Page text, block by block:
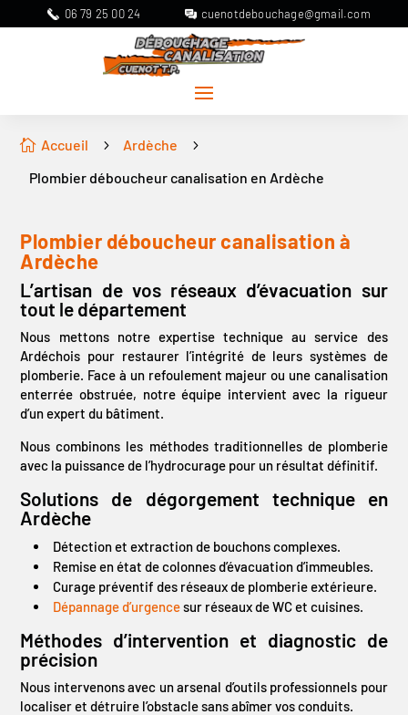
06 79 25 00 24 cuenotdebouchage@gmail.com
 Accueil 5 Ardèche 5
Plombier déboucheur canalisation en Ardèche
Plombier déboucheur canalisation à
Ardèche
L’artisan de vos réseaux d’évacuation sur
tout le département
Nous mettons notre expertise technique au service des
Ardéchois pour restaurer l’intégrité de leurs systèmes de
plomberie. Face à un refoulement majeur ou une canalisation
enterrée obstruée, notre équipe intervient avec la rigueur
d’un expert du bâtiment.
Nous combinons les méthodes traditionnelles de plomberie
avec la puissance de l’hydrocurage pour un résultat définitif.
Solutions de dégorgement technique en
Ardèche
Détection et extraction de bouchons complexes.
Remise en état de colonnes d’évacuation d’immeubles.
Curage préventif des réseaux de plomberie extérieure.
Dépannage d’urgencesur réseaux de WC et cuisines.
Méthodes d’intervention et diagnostic de
précision
Nous intervenons avec un arsenal d’outils professionnels pour
localiser et détruire l’obstacle sans abîmer vos conduits.